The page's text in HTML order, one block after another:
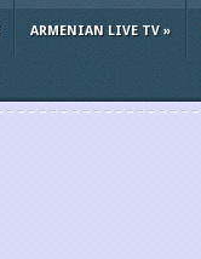
ARMENIAN LIVE TV»